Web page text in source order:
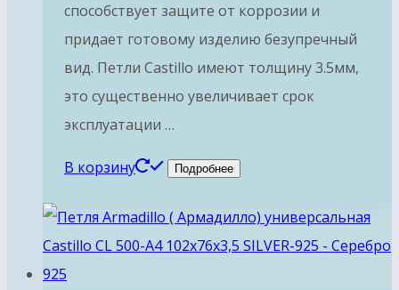
способствует защите от коррозии и
придает готовому изделию безупречный
вид. Петли Castillo имеют толщину 3.5мм,
это существенно увеличивает срок
эксплуатации …
В корзину Подробнее